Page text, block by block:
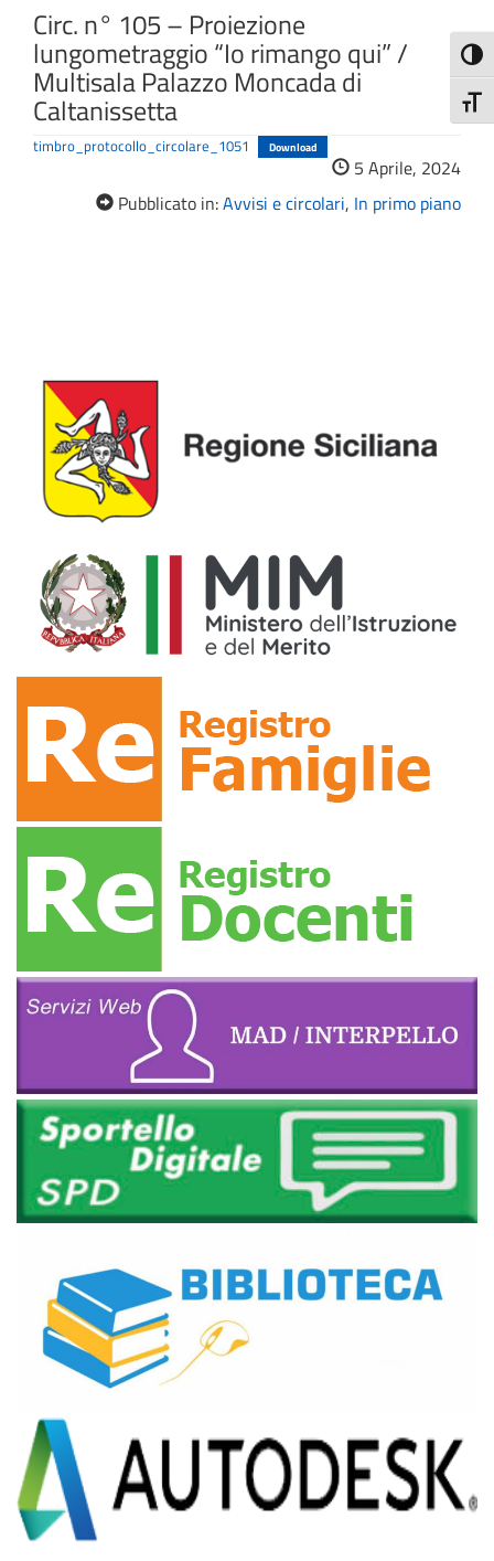
Circ. n° 105 – Proiezione
lungometraggio “Io rimango qui” /
Multisala Palazzo Moncada di
Caltanissetta
timbro_protocollo_circolare_1051 Download
5 Aprile, 2024
Pubblicato in:Avvisi e circolari, In primo piano